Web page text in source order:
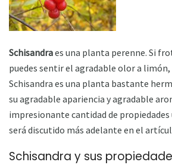
Schisandraes una planta perenne. Si
puedes sentir el agradable olor a
Schisandra es una planta bastante
su agradable apariencia y agradable
impresionante cantidad de
será discutido más adelante en el
Schisandra y sus